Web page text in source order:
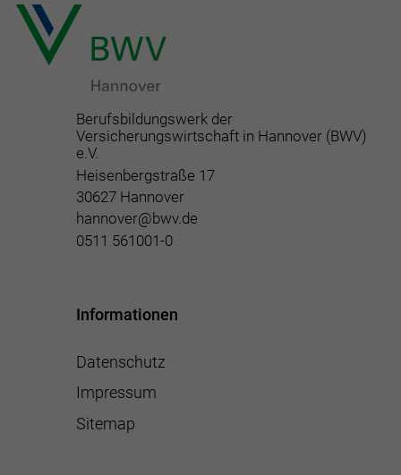
Berufsbildungswerk der
Versicherungswirtschaft in Hannover (BWV)
e.V.
Heisenbergstraße 17
30627 Hannover
hannover@bwv.de
0511 561001-0
Informationen
Datenschutz
Impressum
Sitemap